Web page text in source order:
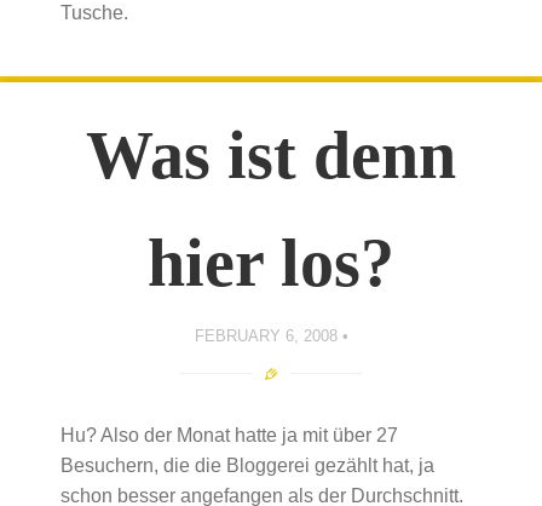
Tusche.
Was ist denn
hier los?
FEBRUARY 6, 2008
Hu? Also der Monat hatte ja mit über 27
Besuchern, die die Bloggerei gezählt hat, ja
schon besser angefangen als der Durchschnitt.